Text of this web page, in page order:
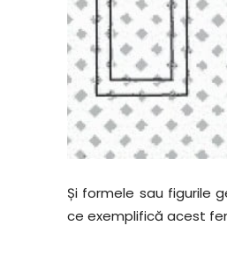
Și formele sau figurile
ce exemplifică acest